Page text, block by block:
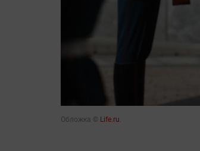
Обложка © Life.ru